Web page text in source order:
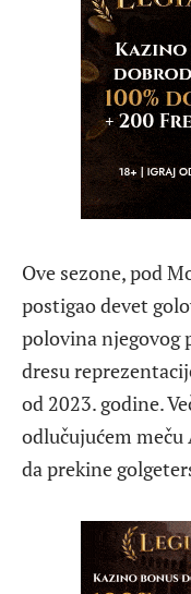
Ove sezone, pod
postigao devet
polovina njegovog
dresu
od 2023. godine.
odlučujućem
da prekine